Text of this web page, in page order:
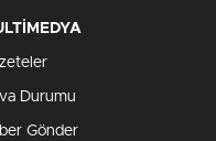
Durumu
Gönder